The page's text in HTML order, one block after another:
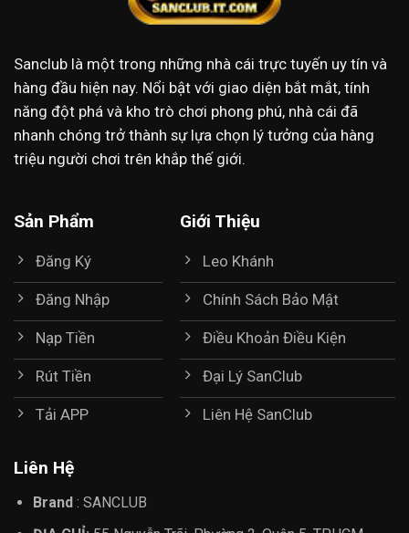
Sanclub là một trong những nhà cái trực tuyến uy tín và
hàng đầu hiện nay. Nổi bật với giao diện bắt mắt, tính
năng đột phá và kho trò chơi phong phú, nhà cái đã
nhanh chóng trở thành sự lựa chọn lý tưởng của hàng
triệu người chơi trên khắp thế giới.
Sản Phẩm
Đăng Ký
Đăng Nhập
Nạp Tiền
Rút Tiền
Tải APP
Giới Thiệu
Leo Khánh
Chính Sách Bảo Mật
Điều Khoản Điều Kiện
Đại Lý SanClub
Liên Hệ SanClub
Liên Hệ
Brand : SANCLUB